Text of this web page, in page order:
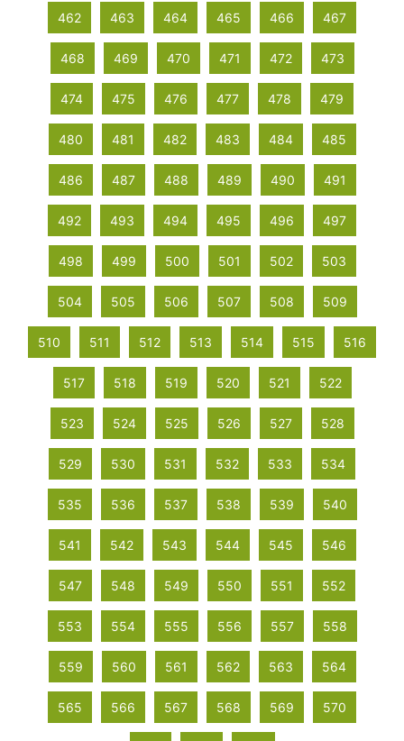
462 463 464 465 466 467
468 469 470 471 472 473
474 475 476 477 478 479
480 481 482 483 484 485
486 487 488 489 490 491
492 493 494 495 496 497
498 499 500 501 502 503
504 505 506 507 508 509
510 511 512 513 514 515 516
517 518 519 520 521 522
523 524 525 526 527 528
529 530 531 532 533 534
535 536 537 538 539 540
541 542 543 544 545 546
547 548 549 550 551 552
553 554 555 556 557 558
559 560 561 562 563 564
565 566 567 568 569 570